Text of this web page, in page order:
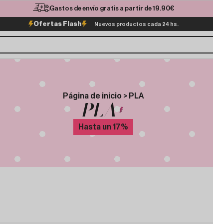
Gastos de envío gratis a partir de 19.90€
Ofertas Flash Nuevos productos cada 24 hs.
Página de inicio > PLA
PLA
Hasta un17%